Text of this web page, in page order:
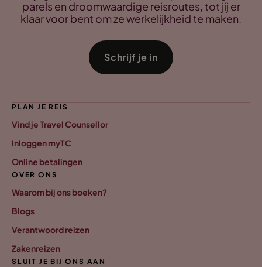
parels en droomwaardige reisroutes, tot jij er
klaar voor bent om ze werkelijkheid te maken.
Schrijf je in
PLAN JE REIS
Vind je Travel Counsellor
Inloggen myTC
Online betalingen
OVER ONS
Waarom bij ons boeken?
Blogs
Verantwoord reizen
Zakenreizen
SLUIT JE BIJ ONS AAN